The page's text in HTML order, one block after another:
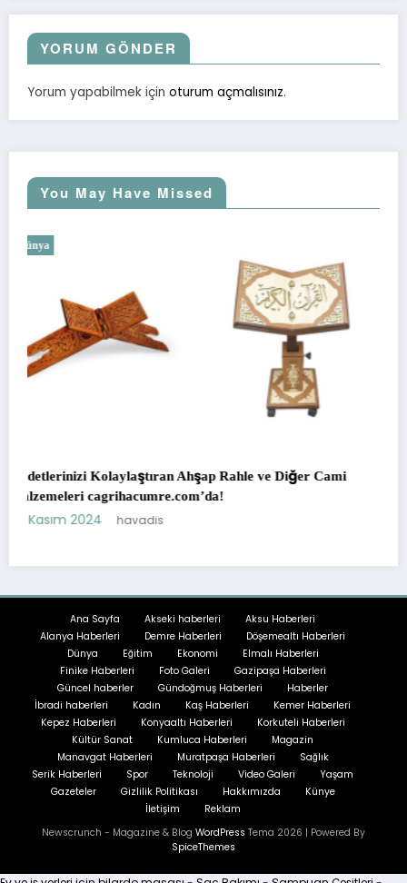
YORUM GÖNDER
Yorum yapabilmek için oturum açmalısınız.
You May Have Missed
ve Diğer Cami
Ana Sayfa Akseki haberleri
Aksu Haberleri
Alanya Haberleri
Demre Haberleri
Döşemealtı Haberleri
Dünya
Eğitim Ekonomi
Elmalı Haberleri
Finike Haberleri
Foto Galeri
Gazipaşa Haberleri
Güncel haberler
Gündoğmuş Haberleri
Haberler
İbradi haberleri
Kadın Kaş Haberleri
Kemer Haberleri
Kepez Haberleri
Konyaaltı Haberleri
Korkuteli Haberleri
Kültür Sanat
Kumluca Haberleri
Magazin
Manavgat Haberleri
Muratpaşa Haberleri
Sağlık
Serik Haberleri
Spor Teknoloji Video Galeri
Yaşam
Gizlilik Politikası Hakkımızda
Newscrunch - Magazine & BlogWordPress